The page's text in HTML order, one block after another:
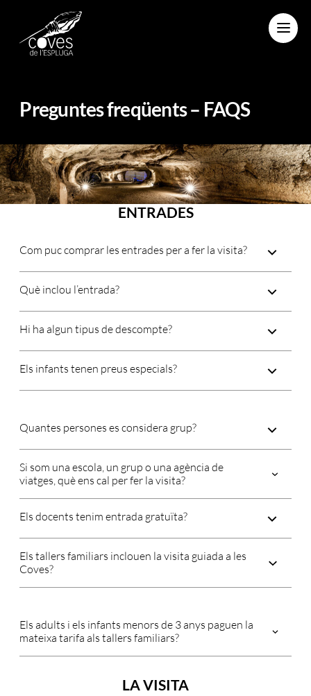
Menu
Preguntes freqüents – FAQS
ENTRADES
Com puc comprar les entrades per a fer la visita?
Què inclou l’entrada?
Hi ha algun tipus de descompte?
Els infants tenen preus especials?
Quantes persones es considera grup?
Si som una escola, un grup o una agència de
viatges, què ens cal per fer la visita?
Els docents tenim entrada gratuïta?
Els tallers familiars inclouen la visita guiada a les
Coves?
Els adults i els infants menors de 3 anys paguen la
mateixa tarifa als tallers familiars?
LA VISITA